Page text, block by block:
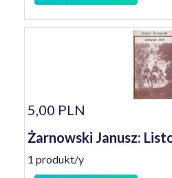
5,00 PLN
Żarnowski Janusz:
1 produkt/y